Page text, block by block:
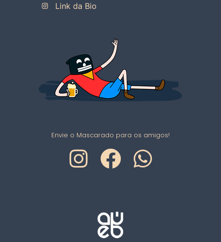
Link da Bio
Envie o Mascarado para os amigos!